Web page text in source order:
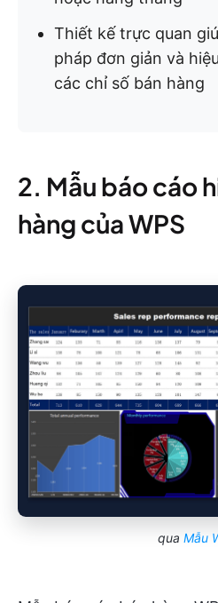
Thiết kế trực quan
pháp đơn giản và
các chỉ số bán hàng
2. Mẫu báo cáo
hàng của WPS
qua Mẫu